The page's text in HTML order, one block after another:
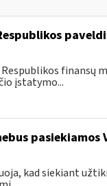
finansų
įstatymo...
pasiekiamos
kad siekiant